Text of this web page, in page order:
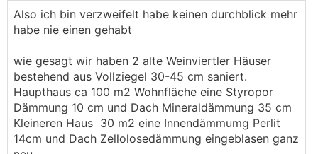
Also ich bin verzweifelt habe keinen durchblick mehr
habe nie einen gehabt
wie gesagt wir haben 2 alte Weinviertler Häuser
bestehend aus Vollziegel 30-45 cm saniert.
Haupthaus ca 100 m2 Wohnfläche eine Styropor
Dämmung 10 cm und Dach Mineraldämmung 35 cm
Kleineren Haus 30 m2 eine Innendämmumg Perlit
14cm und Dach Zellolosedämmung eingeblasen ganz